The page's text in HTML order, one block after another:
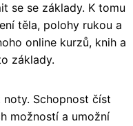
se se základy. K tomu
těla, polohy rukou a
online kurzů, knih a
základy.
Schopnost číst
možností a umožní